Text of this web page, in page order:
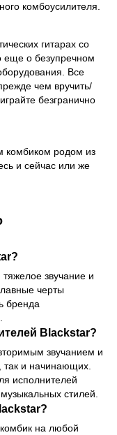
комбоусилителя.
гитарах со
еще о безупречном
Все
чем вручить/
безгранично
комбиком родом из
и сейчас или же
звучание и
черты
бренда
Blackstar?
звучанием и
так и начинающих.
исполнителей
стилей.
на любой